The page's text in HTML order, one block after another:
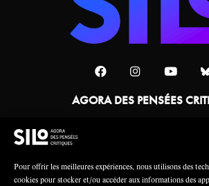
Pour offrir les meilleures expériences, nous utilisons des
cookies pour stocker et/ou accéder aux informations des
AGORA DES PENSÉES